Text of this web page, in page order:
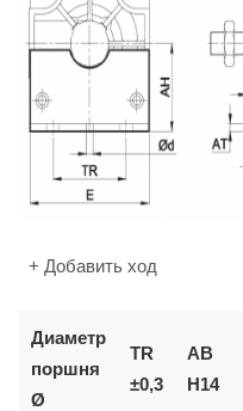
+ Добавить ход
Диаметр
поршня
Ø
TR
±0,3
AB
H14